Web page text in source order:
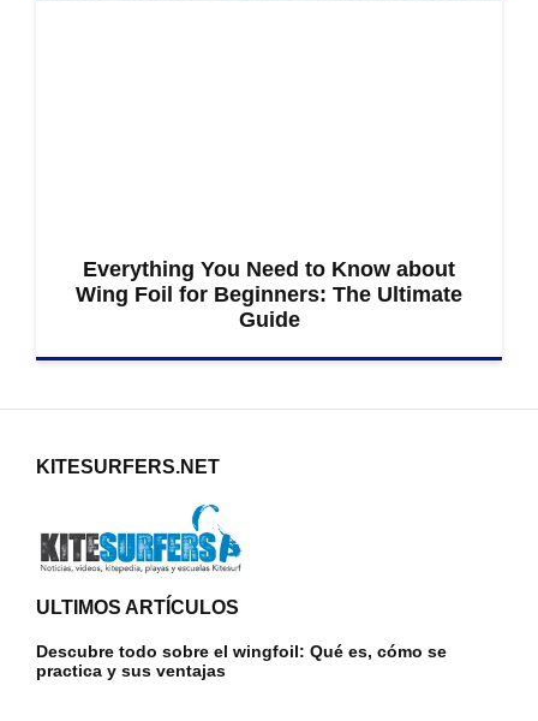
Everything You Need to Know about
Wing Foil for Beginners: The Ultimate
Guide
KITESURFERS.NET
ULTIMOS ARTÍCULOS
Descubre todo sobre el wingfoil: Qué es, cómo se
practica y sus ventajas